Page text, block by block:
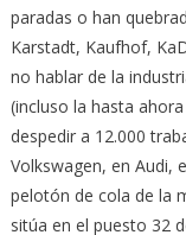
paradas o han
Karstadt, Kaufhof,
no hablar de la
(incluso la hasta
despedir a 12.000
Volkswagen, en Audi,
pelotón de cola de la
sitúa en el puesto 32